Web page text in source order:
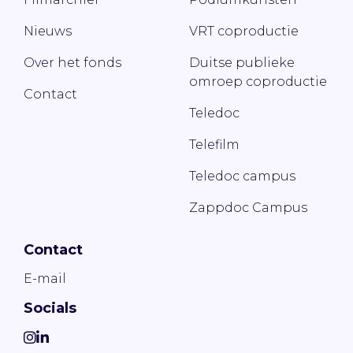
Nieuws
Over het fonds
Contact
VRT coproductie
Duitse publieke
omroep coproductie
Teledoc
Telefilm
Teledoc campus
Zappdoc Campus
Contact
E-mail
Socials